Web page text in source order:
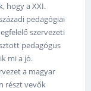
hogy a XXI.
pedagógiai
szervezeti
pedagógus
mi a jó.
a magyar
részt vevők